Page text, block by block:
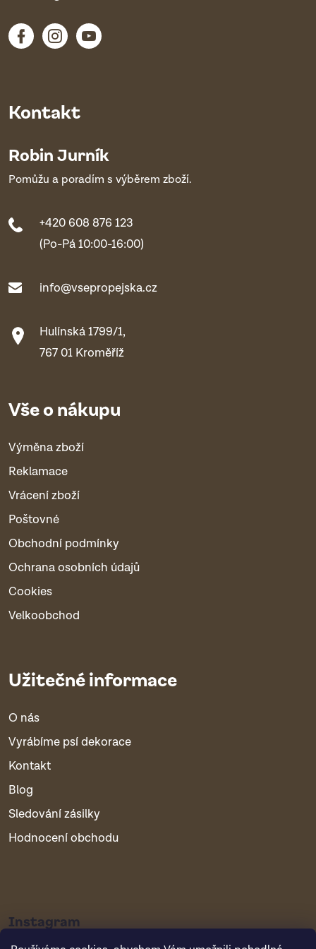
Kontakt
Robin Jurník
Pomůžu a poradím s výběrem zboží.
+420 608 876 123
(Po-Pá 10:00-16:00)
info@vsepropejska.cz
Hulínská 1799/1,
767 01 Kroměříž
Vše o nákupu
Výměna zboží
Reklamace
Vrácení zboží
Poštovné
Obchodní podmínky
Ochrana osobních údajů
Cookies
Velkoobchod
Užitečné informace
O nás
Vyrábíme psí dekorace
Kontakt
Blog
Sledování zásilky
Hodnocení obchodu
Instagram